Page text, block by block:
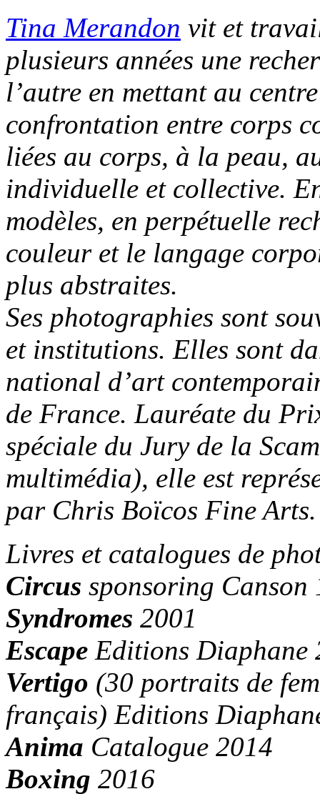
Tina Merandon vit et
plusieurs années une
l’autre en mettant au
confrontation entre corps
liées au corps, à la peau,
individuelle et collective.
modèles, en perpétuelle
couleur et le langage
plus abstraites.
Ses photographies sont
et institutions. Elles sont
national d’art
de France. Lauréate du
spéciale du Jury de la
multimédia), elle est
par Chris Boïcos Fine Arts.
Livres et catalogues de
Circus sponsoring Canson
Syndromes 2001
Escape Editions Diaphane
Vertigo (30 portraits de
français) Editions
Anima Catalogue 2014
Boxing 2016